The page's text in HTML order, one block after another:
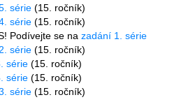
série (15. ročník)
série (15. ročník)
Podívejte se nazadání 1. série
série (15. ročník)
série (15. ročník)
série (15. ročník)
série (15. ročník)